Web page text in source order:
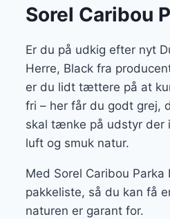
Sorel Caribou
Er du på udkig efter nyt
Herre, Black fra
er du lidt tættere på at
fri – her får du godt grej,
skal tænke på udstyr der
luft og smuk natur.
Med Sorel Caribou
pakkeliste, så du kan få
naturen er garant for.